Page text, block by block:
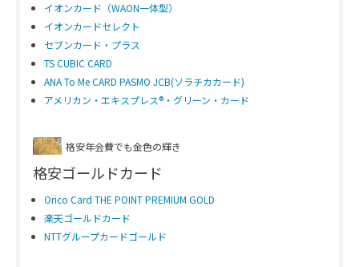
イオンカード（WAON一体型）
イオンカードセレクト
セブンカード・プラス
TS CUBIC CARD
ANA To Me CARD PASMO JCB(ソラチカカード)
アメリカン・エキスプレス®・グリーン・カード
格安年会費でも金色の輝き
格安ゴールドカード
Orico Card THE POINT PREMIUM GOLD
楽天ゴールドカード
NTTグループカードゴールド